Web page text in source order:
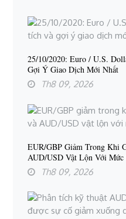
25/10/2020: Euro / U.S.
Gợi Ý Giao Dịch Mới Nhất
Th8 09, 2026
EUR/GBP Giảm Trong Khi
AUD/USD Vật Lộn Với Mức
Th8 09, 2026